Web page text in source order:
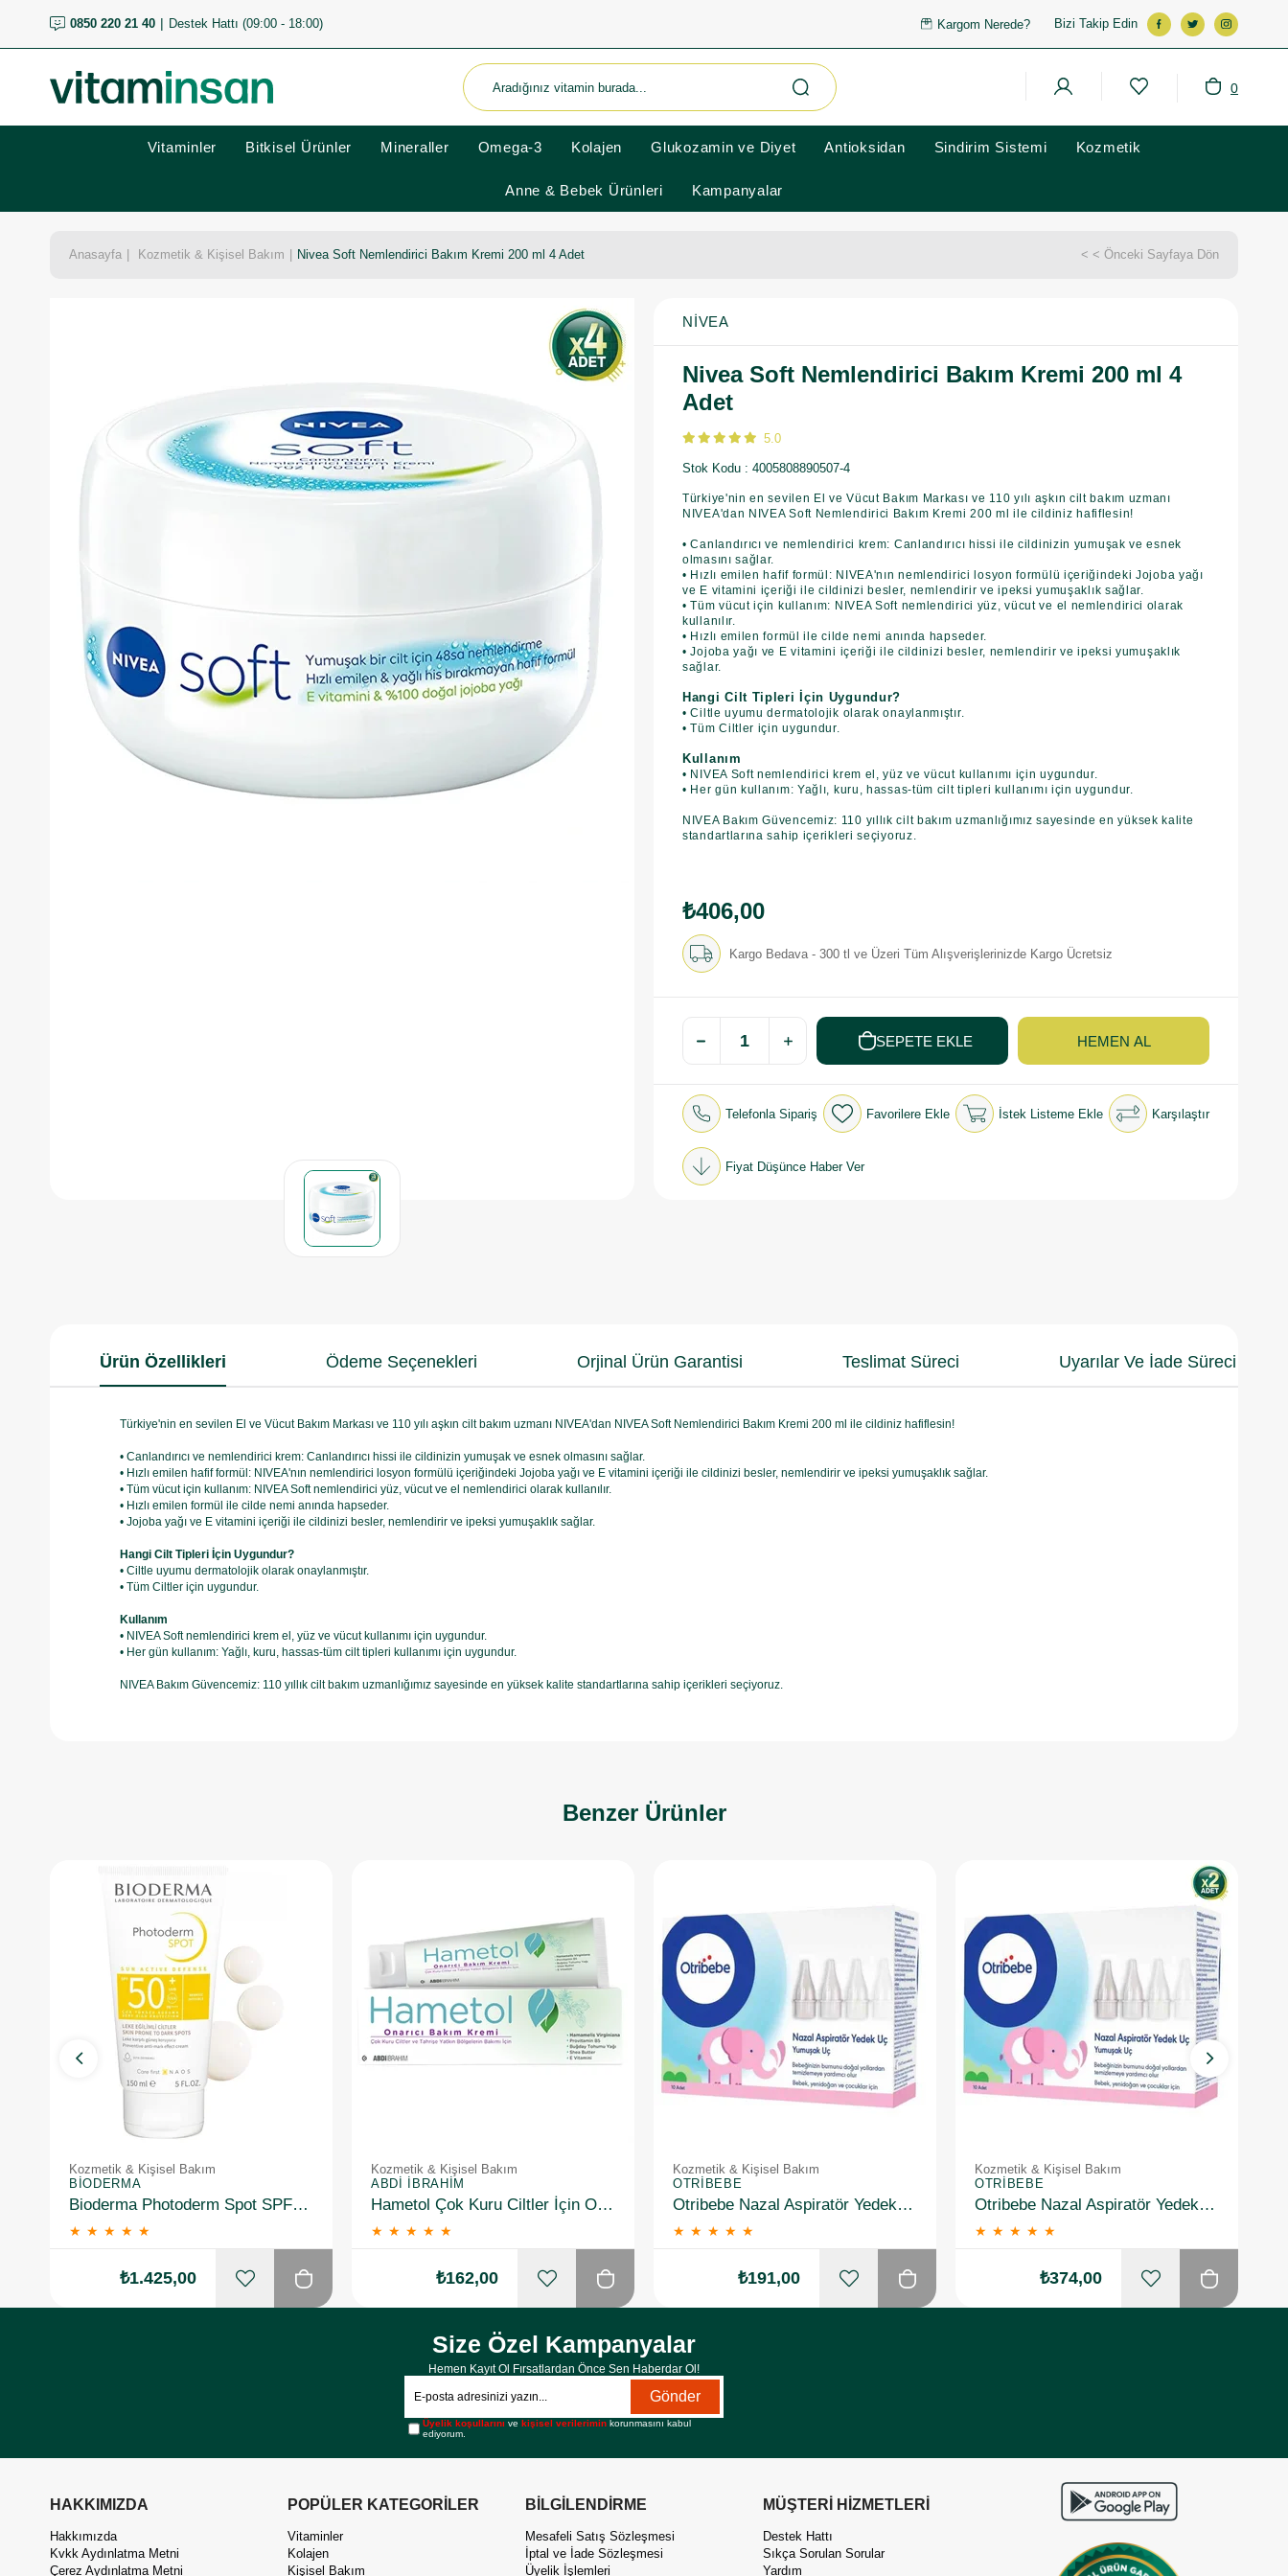
0850 220 21 40 Destek Hattı (09:00 - 18:00) Kargom Nerede? Bizi Takip Edin
0
Vitaminler Bitkisel Ürünler Mineraller Omega-3 Kolajen Glukozamin ve Diyet Antioksidan Sindirim Sistemi Kozmetik
Anne & Bebek Ürünleri Kampanyalar
Anasayfa Kozmetik & Kişisel Bakım Nivea Soft Nemlendirici Bakım Kremi 200 ml 4 Adet < < Önceki Sayfaya Dön
NIVEA
Nivea Soft Nemlendirici Bakım Kremi 200 ml 4
Adet
5.0
Stok Kodu 4005808890507-4
Türkiye'nin en sevilen El ve Vücut Bakım Markası ve 110 yılı aşkın cilt bakım uzmanı
NIVEA'dan NIVEA Soft Nemlendirici Bakım Kremi 200 ml ile cildiniz hafiflesin!
• Canlandırıcı ve nemlendirici krem: Canlandırıcı hissi ile cildinizin yumuşak ve esnek
olmasını sağlar.
• Hızlı emilen hafif formül: NIVEA'nın nemlendirici losyon formülü içeriğindeki Jojoba yağı
ve E vitamini içeriği ile cildinizi besler, nemlendirir ve ipeksi yumuşaklık sağlar.
• Tüm vücut için kullanım: NIVEA Soft nemlendirici yüz, vücut ve el nemlendirici olarak
kullanılır.
• Hızlı emilen formül ile cilde nemi anında hapseder.
• Jojoba yağı ve E vitamini içeriği ile cildinizi besler, nemlendirir ve ipeksi yumuşaklık
sağlar.
Hangi Cilt Tipleri İçin Uygundur?
• Ciltle uyumu dermatolojik olarak onaylanmıştır.
• Tüm Ciltler için uygundur.
Kullanım
• NIVEA Soft nemlendirici krem el, yüz ve vücut kullanımı için uygundur.
• Her gün kullanım: Yağlı, kuru, hassas-tüm cilt tipleri kullanımı için uygundur.
NIVEA Bakım Güvencemiz: 110 yıllık cilt bakım uzmanlığımız sayesinde en yüksek kalite
standartlarına sahip içerikleri seçiyoruz.
₺406,00
Kargo Bedava - 300 tl ve Üzeri Tüm Alışverişlerinizde Kargo Ücretsiz
Telefonla Sipariş Favorilere Ekle İstek Listeme Ekle Karşılaştır
Fiyat Düşünce Haber Ver
Ürün Özellikleri Ödeme Seçenekleri Orjinal Ürün Garantisi Teslimat Süreci Uyarılar Ve İade Süreci
Türkiye'nin en sevilen El ve Vücut Bakım Markası ve 110 yılı aşkın cilt bakım uzmanı NIVEA'dan NIVEA Soft Nemlendirici Bakım Kremi 200 ml ile cildiniz hafiflesin!
• Canlandırıcı ve nemlendirici krem: Canlandırıcı hissi ile cildinizin yumuşak ve esnek olmasını sağlar.
• Hızlı emilen hafif formül: NIVEA'nın nemlendirici losyon formülü içeriğindeki Jojoba yağı ve E vitamini içeriği ile cildinizi besler, nemlendirir ve ipeksi yumuşaklık sağlar.
• Tüm vücut için kullanım: NIVEA Soft nemlendirici yüz, vücut ve el nemlendirici olarak kullanılır.
• Hızlı emilen formül ile cilde nemi anında hapseder.
• Jojoba yağı ve E vitamini içeriği ile cildinizi besler, nemlendirir ve ipeksi yumuşaklık sağlar.
Hangi Cilt Tipleri İçin Uygundur?
• Ciltle uyumu dermatolojik olarak onaylanmıştır.
• Tüm Ciltler için uygundur.
Kullanım
• NIVEA Soft nemlendirici krem el, yüz ve vücut kullanımı için uygundur.
• Her gün kullanım: Yağlı, kuru, hassas-tüm cilt tipleri kullanımı için uygundur.
NIVEA Bakım Güvencemiz: 110 yıllık cilt bakım uzmanlığımız sayesinde en yüksek kalite standartlarına sahip içerikleri seçiyoruz.
Benzer Ürünler
Kozmetik & Kişisel Bakım
BIODERMA
Bioderma Photoderm Spot SPF50+ 150 ml
★ ★ ★ ★ ★
₺1.425,00
Kozmetik & Kişisel Bakım
ABDI İBRAHIM
Hametol Çok Kuru Ciltler İçin Onarıcı Bakım Kremi 30 g
★ ★ ★ ★ ★
₺162,00
Kozmetik & Kişisel Bakım
OTRIBEBE
Otribebe Nazal Aspiratör Yedek Uç 10 Adet
★ ★ ★ ★ ★
₺191,00
Kozmetik & Kişisel Bakım
OTRIBEBE
Otribebe Nazal Aspiratör Yedek Uç 10 Adet 2 Adet
★ ★ ★ ★ ★
₺374,00
Size Özel Kampanyalar
Hemen Kayıt Ol Fırsatlardan Önce Sen Haberdar Ol!
Gönder
Üyelik koşullarını vekişisel verilerimin korunmasını kabul
ediyorum.
HAKKIMIZDA
Hakkımızda
Kvkk Aydınlatma Metni
Çerez Aydınlatma Metni
POPÜLER KATEGORİLER
Vitaminler
Kolajen
Kişisel Bakım
BİLGİLENDİRME
Mesafeli Satış Sözleşmesi
İptal ve İade Sözleşmesi
Üyelik İşlemleri
MÜŞTERİ HİZMETLERİ
Destek Hattı
Sıkça Sorulan Sorular
Yardım